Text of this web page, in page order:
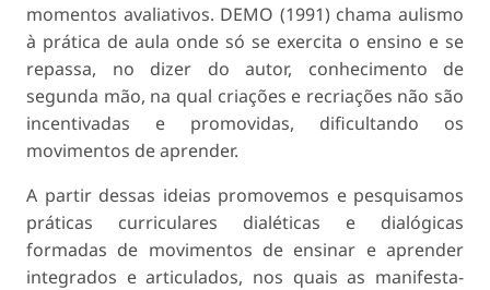
momentos avaliativos. DEMO (1991) chama aulismo
à prática de aula onde só se exercita o ensino e se
repassa, no dizer do autor, conhecimento de
segunda mão, na qual criações e recriações não são
incentivadas e promovidas, dificultando os
movimentos de aprender.
A partir dessas ideias promovemos e pesquisa­mos
práticas curriculares dialéticas e dialógicas
formadas de movimentos de ensinar e aprender
integrados e articulados, nos quais as manifesta­